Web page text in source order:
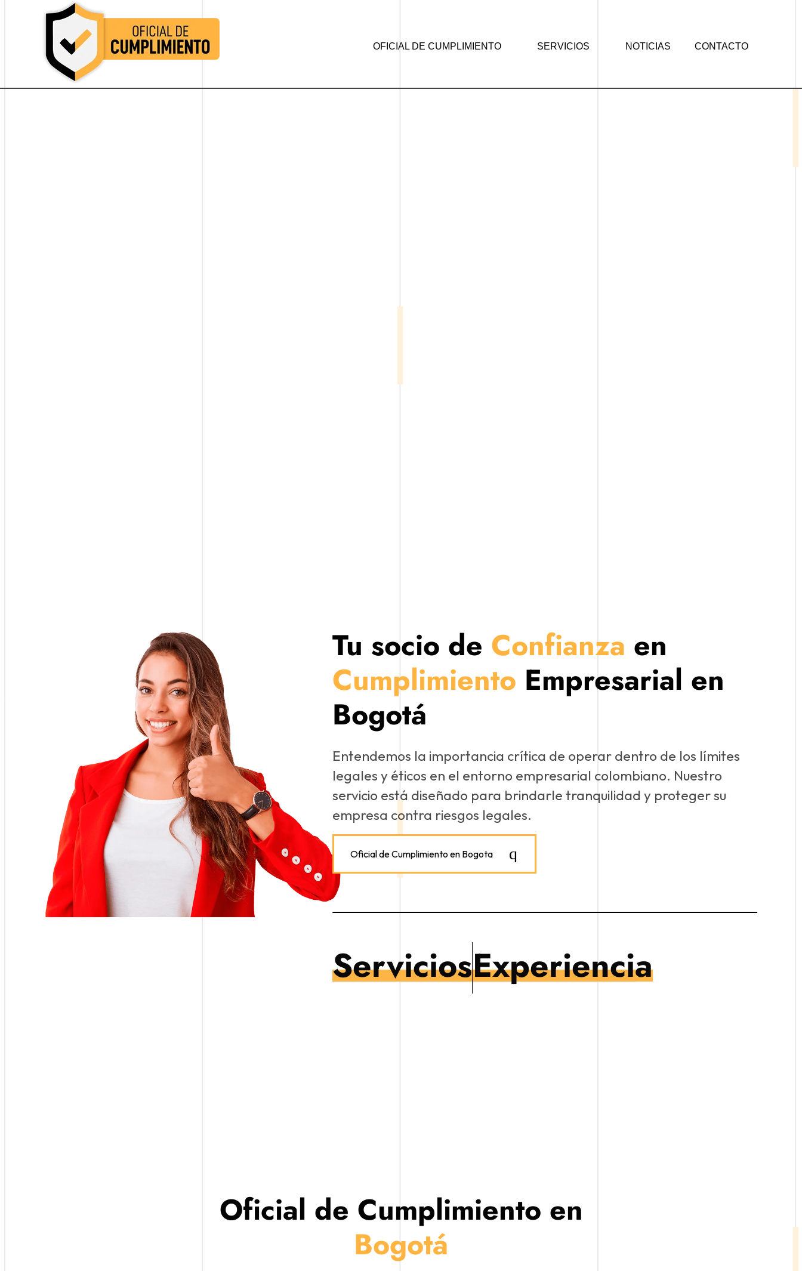
Oficial de Cumplimiento Colombia
Oficial de Cumplimiento Colombia
OFICIAL DE CUMPLIMIENTO SERVICIOS NOTICIAS CONTACTO
Tu socio de Confianza en
Cumplimiento Empresarial en
Bogotá
Entendemos la importancia crítica de operar dentro de los límites
legales y éticos en el entorno empresarial colombiano. Nuestro
servicio está diseñado para brindarle tranquilidad y proteger su
empresa contra riesgos legales.
Oficial de Cumplimiento en Bogota
ServiciosExperiencia
Oficial de Cumplimiento en
Bogotá